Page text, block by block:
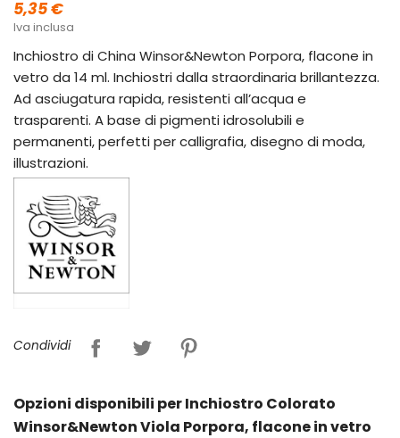
5,35 €
Iva inclusa
Inchiostro di China Winsor&Newton Porpora, flacone in
vetro da 14 ml. Inchiostri dalla straordinaria brillantezza.
Ad asciugatura rapida, resistenti all’acqua e
trasparenti. A base di pigmenti idrosolubili e
permanenti, perfetti per calligrafia, disegno di moda,
illustrazioni.
Condividi
Opzioni disponibili per Inchiostro Colorato
Winsor&Newton Viola Porpora, flacone in vetro